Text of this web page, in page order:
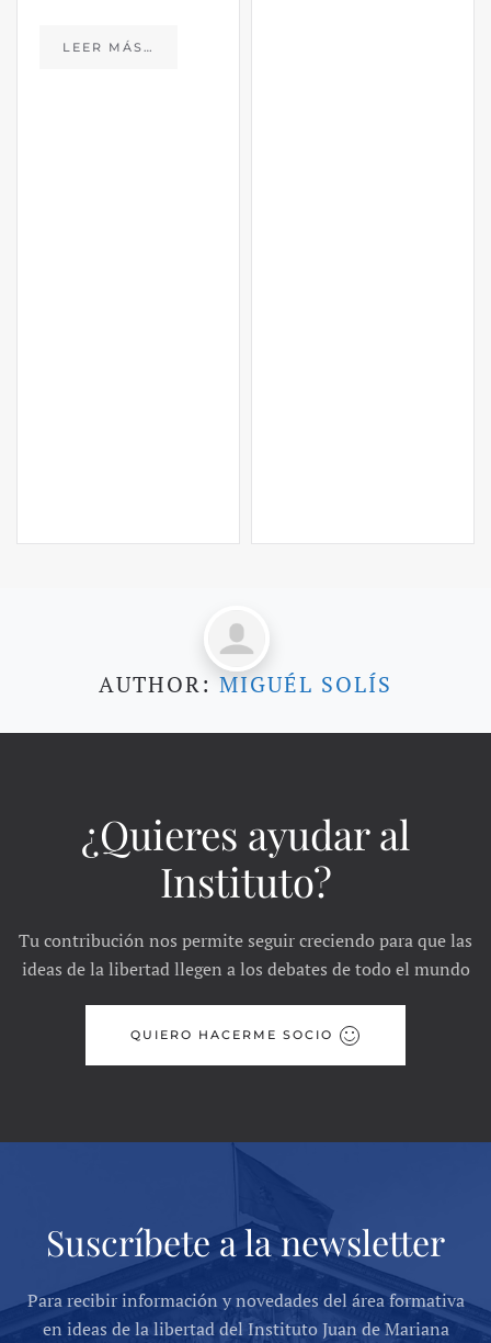
AUTHOR: MIGUÉL SOLÍS
¿Quieres ayudar al
Instituto?
Tu contribución nos permite seguir creciendo para que las
ideas de la libertad llegen a los debates de todo el mundo
QUIERO HACERME SOCIO
Suscríbete a la newsletter
Para recibir información y novedades del área formativa
en ideas de la libertad del Instituto Juan de Mariana